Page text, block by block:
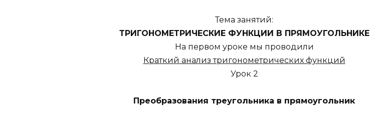
Тема занятий:
ТРИГОНОМЕТРИЧЕСКИЕ ФУНКЦИИ В ПРЯМОУГОЛЬНИКЕ
На первом уроке мы проводили
Краткий анализ тригонометрических функций
Урок 2
Преобразования треугольника в прямоугольник